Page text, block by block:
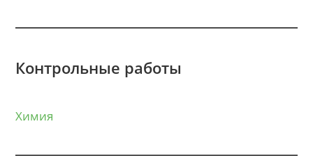
Контрольные работы
Химия